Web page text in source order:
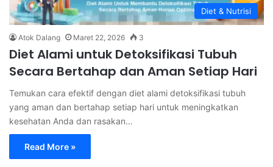
Diet & Nutrisi
Atok Dalang Maret 22, 2026 3
Diet Alami untuk Detoksifikasi Tubuh
Secara Bertahap dan Aman Setiap Hari
Temukan cara efektif dengan diet alami detoksifikasi tubuh
yang aman dan bertahap setiap hari untuk meningkatkan
kesehatan Anda dan rasakan…
Read More »